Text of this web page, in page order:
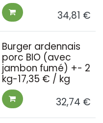
34,81 €
Burger ardennais
porc BIO (avec
jambon fumé) +- 2
kg-17,35 € / kg
32,74 €